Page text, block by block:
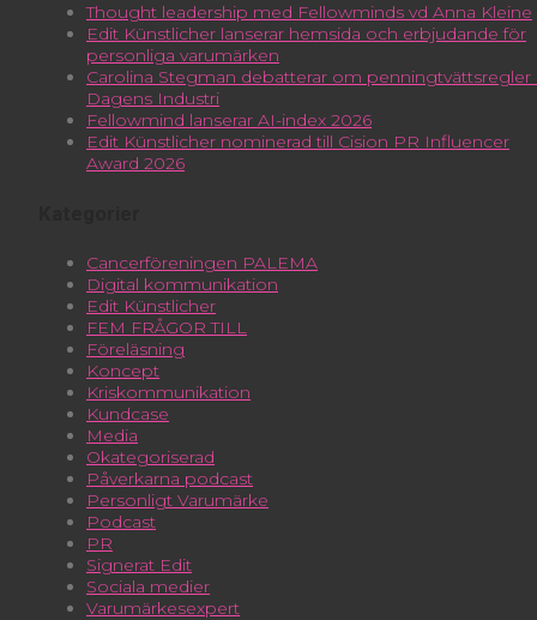
Thought leadership med Fellowminds vd Anna Kleine
Edit Künstlicher lanserar hemsida och erbjudande för
personliga varumärken
Carolina Stegman debatterar om penningtvättsregler
Dagens Industri
Fellowmind lanserar AI-index 2026
Edit Künstlicher nominerad till Cision PR Influencer
Award 2026
Cancerföreningen PALEMA
Digital kommunikation
Edit Künstlicher
FEM FRÅGOR TILL
Föreläsning
Koncept
Kriskommunikation
Kundcase
Media
Okategoriserad
Påverkarna podcast
Personligt Varumärke
Podcast
PR
Signerat Edit
Sociala medier
Varumärkesexpert